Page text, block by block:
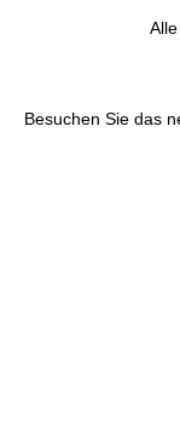
Besuchen Sie das